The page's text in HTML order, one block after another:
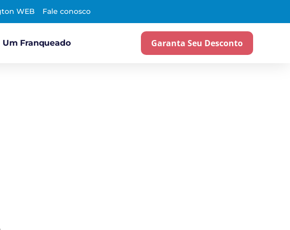
WEB Fale conosco
Um Franqueado Garanta Seu Desconto